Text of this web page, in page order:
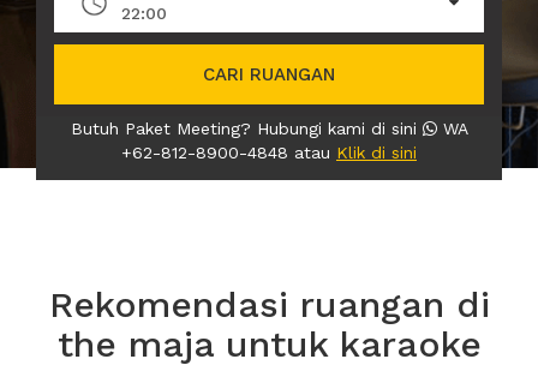
22:00
CARI RUANGAN
Butuh Paket Meeting? Hubungi kami di sini
WA
+62-812-8900-4848 atau Klik di sini
Rekomendasi ruangan di
the maja untuk karaoke